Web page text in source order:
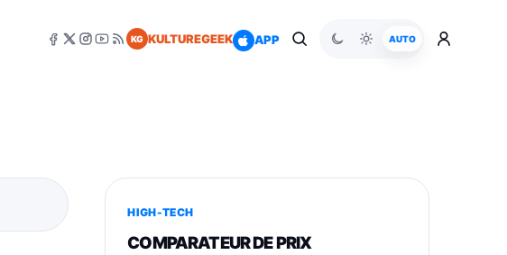
KG KULTUREGEEK APP AUTO
HIGH-TECH
COMPARATEUR DE PRIX